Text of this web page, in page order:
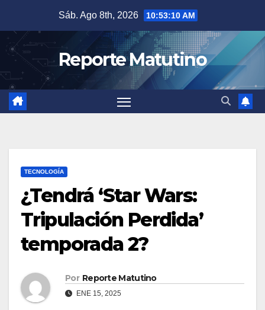
contenido
Sáb. Ago 8th, 2026 10:53:11 AM
Reporte Matutino
TECNOLOGÍA
¿Tendrá ‘Star Wars:
Tripulación Perdida’
temporada 2?
Por Reporte Matutino
ENE 15, 2025